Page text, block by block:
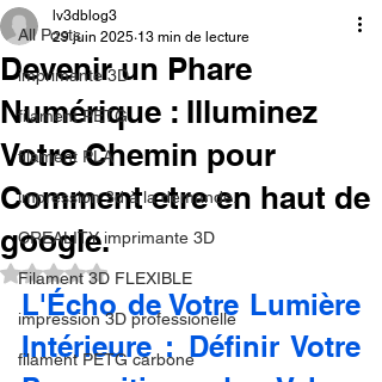
All Posts
imprimante 3D
filament PETG
filament PLA
impression 3d à la demande.
CREALITY imprimante 3D
Filament 3D FLEXIBLE
impression 3D professionelle
filament PETG carbone
Devenir un Phare
Numérique : Illuminez
Votre Chemin pour
Comment etre en haut de
google.
lv3dblog3
29 juin 2025 13 min de lecture
Noté NaN étoiles sur 5.
L'Écho de Votre Lumière
Intérieure : Définir Votre